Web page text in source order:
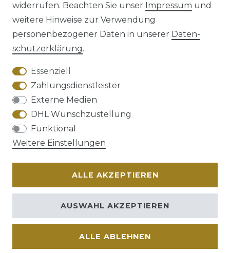
AGB Barrierefreiheitserklärung
Widerrufs­recht
© Copyright 2026 | Alle Rechte vorbehalten.
widerrufen. Beachten Sie unser Impressum und
weitere Hinweise zur Verwendung
personenbezogener Daten in unserer Daten­
schutz­erklärung.
Essenziell
Zahlungsdienstleister
Externe Medien
DHL Wunschzustellung
Funktional
Weitere Einstellungen
ALLE AKZEPTIEREN
ALLE ABLEHNEN
AUSWAHL AKZEPTIEREN